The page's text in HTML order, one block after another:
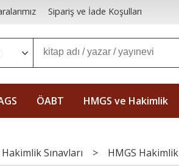
Sipariş ve İade Koşulları
ÖABT HMGS ve Hakimlik
Sınavları > HMGS